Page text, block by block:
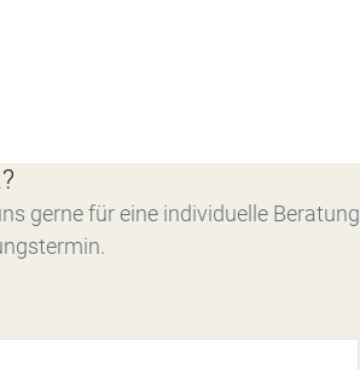
gerne für eine individuelle Beratung